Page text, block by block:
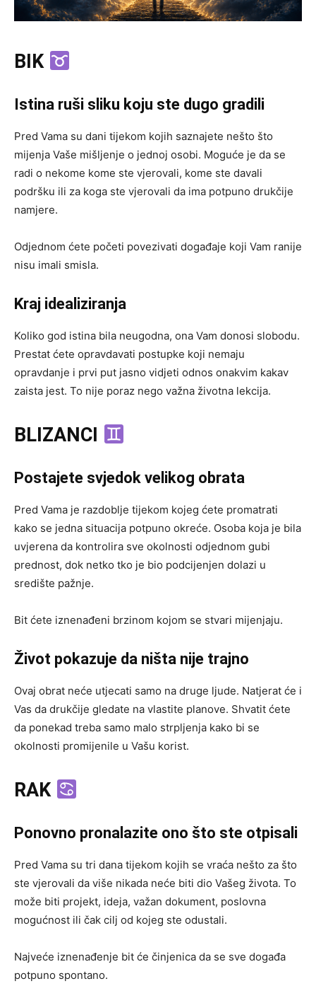
BIK
Istina ruši sliku koju ste dugo gradili
Pred Vama su dani tijekom kojih saznajete nešto što
mijenja Vaše mišljenje o jednoj osobi. Moguće je da se
radi o nekome kome ste vjerovali, kome ste davali
podršku ili za koga ste vjerovali da ima potpuno drukčije
namjere.
Odjednom ćete početi povezivati događaje koji Vam ranije
nisu imali smisla.
Kraj idealiziranja
Koliko god istina bila neugodna, ona Vam donosi slobodu.
Prestat ćete opravdavati postupke koji nemaju
opravdanje i prvi put jasno vidjeti odnos onakvim kakav
zaista jest. To nije poraz nego važna životna lekcija.
BLIZANCI
Postajete svjedok velikog obrata
Pred Vama je razdoblje tijekom kojeg ćete promatrati
kako se jedna situacija potpuno okreće. Osoba koja je bila
uvjerena da kontrolira sve okolnosti odjednom gubi
prednost, dok netko tko je bio podcijenjen dolazi u
središte pažnje.
Bit ćete iznenađeni brzinom kojom se stvari mijenjaju.
Život pokazuje da ništa nije trajno
Ovaj obrat neće utjecati samo na druge ljude. Natjerat će i
Vas da drukčije gledate na vlastite planove. Shvatit ćete
da ponekad treba samo malo strpljenja kako bi se
okolnosti promijenile u Vašu korist.
RAK
Ponovno pronalazite ono što ste otpisali
Pred Vama su tri dana tijekom kojih se vraća nešto za što
ste vjerovali da više nikada neće biti dio Vašeg života. To
može biti projekt, ideja, važan dokument, poslovna
mogućnost ili čak cilj od kojeg ste odustali.
Najveće iznenađenje bit će činjenica da se sve događa
potpuno spontano.